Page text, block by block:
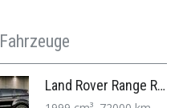
Fahrzeuge
Land Rover Range Rover Evoque Compact SUV 2.0 TD4 SE AT9 2017